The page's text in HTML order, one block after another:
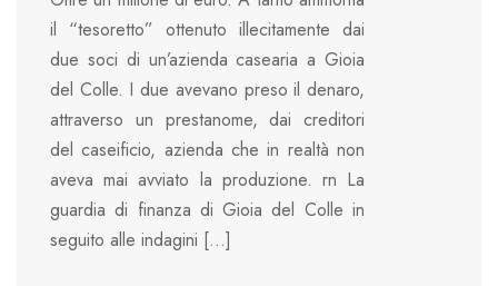
il “tesoretto” ottenuto illecitamente dai
due soci di un’azienda casearia a Gioia
del Colle. I due avevano preso il denaro,
attraverso un prestanome, dai creditori
del caseificio, azienda che in realtà non
aveva mai avviato la produzione. rn La
guardia di finanza di Gioia del Colle in
seguito alle indagini […]